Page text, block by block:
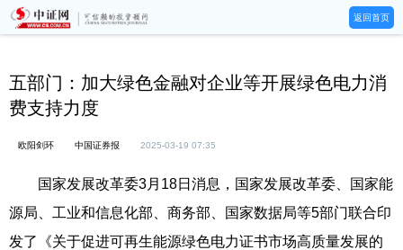
返回首页
五部门：加大绿色金融对企业等开展绿色电力消
费支持力度
欧阳剑环 中国证券报 2025-03-19 07:35
国家发展改革委3月18日消息，国家发展改革委、国家能
源局、工业和信息化部、商务部、国家数据局等5部门联合印
发了《关于促进可再生能源绿色电力证书市场高质量发展的